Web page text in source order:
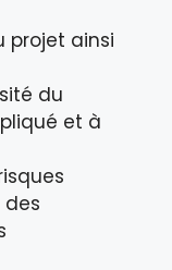
projet ainsi
du
et à
des